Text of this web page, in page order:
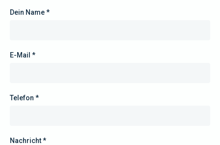
Dein Name *
E-Mail *
Telefon *
Nachricht *